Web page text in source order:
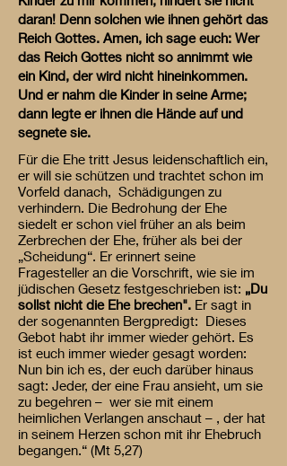
daran! Denn solchen wie ihnen gehört das
Reich Gottes. Amen, ich sage euch: Wer
das Reich Gottes nicht so annimmt wie
ein Kind, der wird nicht hineinkommen.
Und er nahm die Kinder in seine Arme;
dann legte er ihnen die Hände auf und
segnete sie.
Für die Ehe tritt Jesus leidenschaftlich ein,
er will sie schützen und trachtet schon im
Vorfeld danach, Schädigungen zu
verhindern. Die Bedrohung der Ehe
siedelt er schon viel früher an als beim
Zerbrechen der Ehe, früher als bei der
„Scheidung“. Er erinnert seine
Fragesteller an die Vorschrift, wie sie im
jüdischen Gesetz festgeschrieben ist: „Du
sollst nicht die Ehe brechen". Er sagt in
der sogenannten Bergpredigt: Dieses
Gebot habt ihr immer wieder gehört. Es
ist euch immer wieder gesagt worden:
Nun bin ich es, der euch darüber hinaus
sagt: Jeder, der eine Frau ansieht, um sie
zu begehren – wer sie mit einem
heimlichen Verlangen anschaut – , der hat
in seinem Herzen schon mit ihr Ehebruch
begangen.“ (Mt 5,27)